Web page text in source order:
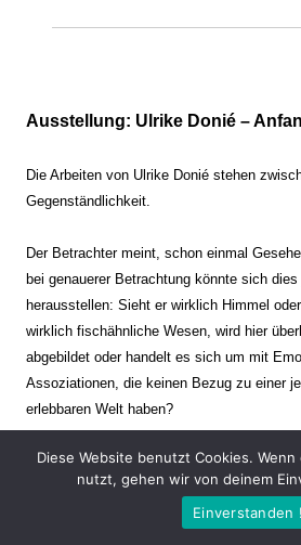
Ausstellung: Ulrike Donié –
Die Arbeiten von Ulrike Donié stehen
Gegenständlichkeit.
Der Betrachter meint, schon einmal
bei genauerer Betrachtung könnte sich
herausstellen: Sieht er wirklich Himmel
wirklich fischähnliche Wesen, wird hier
abgebildet oder handelt es sich um mit
Assoziationen, die keinen Bezug zu einer
erlebbaren Welt haben?
Verharren und Dynamik stehen sich dabei
oder verrinnt im Nu. Es soll dabei eine
zur Schmerzgrenze erzeugt werden. Die
Diese Website benutzt Cookies.
nutzt, gehen wir von deinem
Einverstanden !